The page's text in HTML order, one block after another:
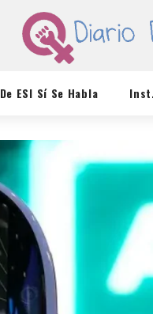
De ESI Sí Se Habla